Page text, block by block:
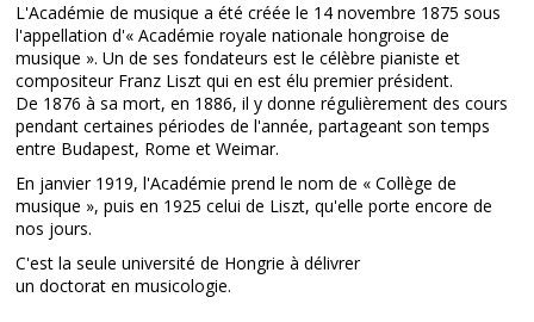
L'Académie de musique a été créée le 14 novembre 1875 sous
l'appellation d'« Académie royale nationale hongroise de
musique ». Un de ses fondateurs est le célèbre pianiste et
compositeur Franz Liszt qui en est élu premier président.
De 1876 à sa mort, en 1886, il y donne régulièrement des cours
pendant certaines périodes de l'année, partageant son temps
entre Budapest, Rome et Weimar.
En janvier 1919, l'Académie prend le nom de « Collège de
musique », puis en 1925 celui de Liszt, qu'elle porte encore de
nos jours.
C'est la seule université de Hongrie à délivrer
un doctorat en musicologie.